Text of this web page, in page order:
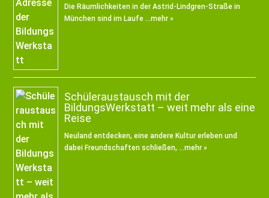
Die Räumlichkeiten in der Astrid-Lindgren-Straße in
München sind im Laufe …mehr »
Schüleraustausch mit der
BildungsWerkstatt – weit mehr als eine
Reise
Neuland entdecken, eine andere Kultur erleben und
dabei Freundschaften schließen, …mehr »